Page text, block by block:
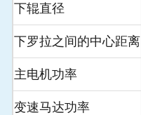
下辊直径
下罗拉之间的中心距离
主电机功率
变速马达功率